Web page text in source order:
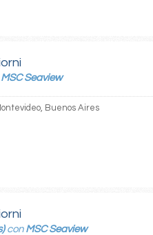
MSC Seaview
Buenos Aires
con MSC Seaview